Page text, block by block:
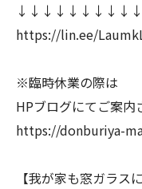
https://lin.ee/
※臨時休業の際は
HPブログにてご案内
https://donburiya-
【我が家も窓ガラス